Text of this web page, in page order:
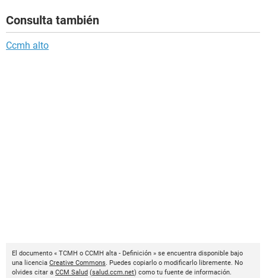
Consulta también
Ccmh alto
El documento « TCMH o CCMH alta - Definición » se encuentra disponible bajo
una licencia Creative Commons. Puedes copiarlo o modificarlo libremente. No
olvides citar a CCM Salud (salud.ccm.net) como tu fuente de información.